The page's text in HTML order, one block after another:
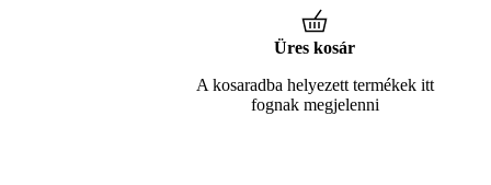
Üres kosár
A kosaradba helyezett termékek itt
fognak megjelenni